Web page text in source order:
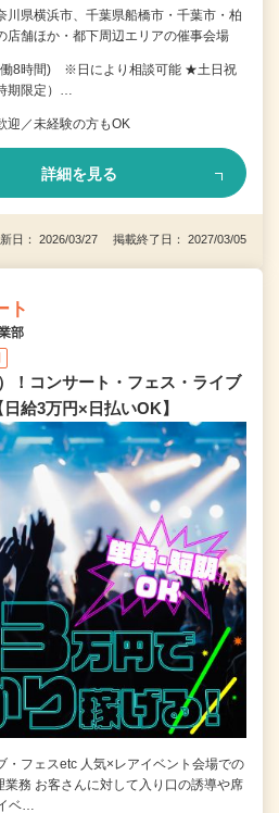
川県横浜市、千葉県船橋市・千葉市・柏
店舗ほか・都下周辺エリアの催事会場
働8時間) ※日により相談可能 ★土日祝
期限定）…
迎／未経験の方もOK
詳細を見る
日： 2026/03/27 掲載終了日： 2027/03/05
ト
部
！コンサート・フェス・ライブ
給3万円×日払いOK】
・フェスetc 人気×レアイベント会場での
業務 お客さんに対して入り口の誘導や席
ベ…